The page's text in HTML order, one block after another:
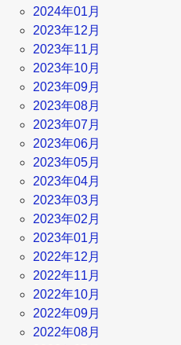
2024年01月
2023年12月
2023年11月
2023年10月
2023年09月
2023年08月
2023年07月
2023年06月
2023年05月
2023年04月
2023年03月
2023年02月
2023年01月
2022年12月
2022年11月
2022年10月
2022年09月
2022年08月